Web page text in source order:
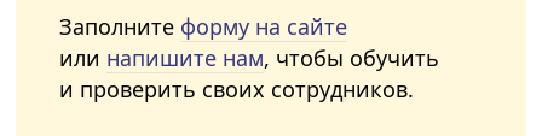
Заполните форму на сайте
или напишите нам, чтобы обучить
и проверить своих сотрудников.